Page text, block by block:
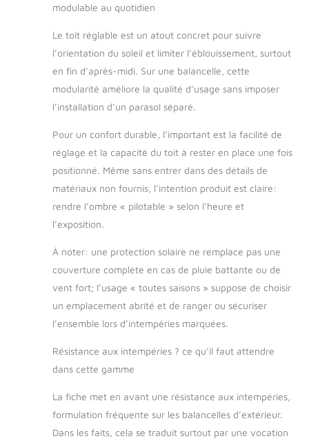
balancelle Hollywood
est livrée dans 4
n'arrivent pas
complètement en
même temps,
2 jours ouvrables.
modulable au quotidien
Le toit réglable est un atout concret pour suivre
l’orientation du soleil et limiter l’éblouissement, surtout
en fin d’après-midi. Sur une balancelle, cette
modularité améliore la qualité d’usage sans imposer
l’installation d’un parasol séparé.
Pour un confort durable, l’important est la facilité de
réglage et la capacité du toit à rester en place une fois
positionné. Même sans entrer dans des détails de
matériaux non fournis, l’intention produit est claire:
rendre l’ombre « pilotable » selon l’heure et
l’exposition.
À noter: une protection solaire ne remplace pas une
couverture complète en cas de pluie battante ou de
vent fort; l’usage « toutes saisons » suppose de choisir
un emplacement abrité et de ranger ou sécuriser
l’ensemble lors d’intempéries marquées.
Résistance aux intempéries ? ce qu’il faut attendre
dans cette gamme
La fiche met en avant une résistance aux intempéries,
formulation fréquente sur les balancelles d’extérieur.
Dans les faits, cela se traduit surtout par une vocation